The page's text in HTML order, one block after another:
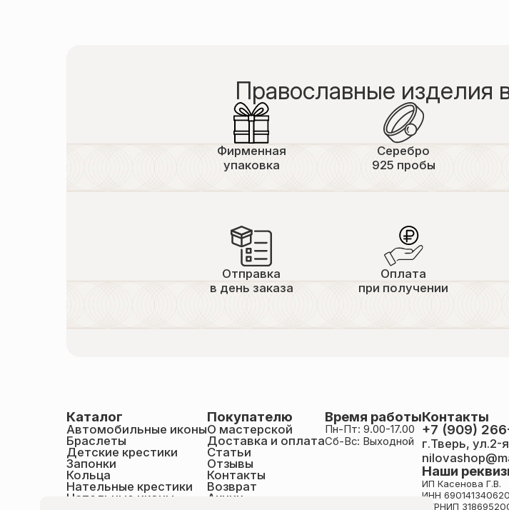
Православные изделия
Фирменная
упаковка
Серебро
925 пробы
Отправка
в день заказа
Оплата
при получении
Каталог
Автомобильные иконы
Браслеты
Детские крестики
Запонки
Кольца
Нательные крестики
Нательные иконы
Покупателю
О мастерской
Доставка и оплата
Статьи
Отзывы
Контакты
Возврат
Акции
Время работы
Пн-Пт: 9.00-17.00
Сб-Вс: Выходной
Контакты
+7 (909)
г.Тверь, ул.2-
Наши
ИП Касенова Г.В.
ИНН 690141340620
ОГРНИП